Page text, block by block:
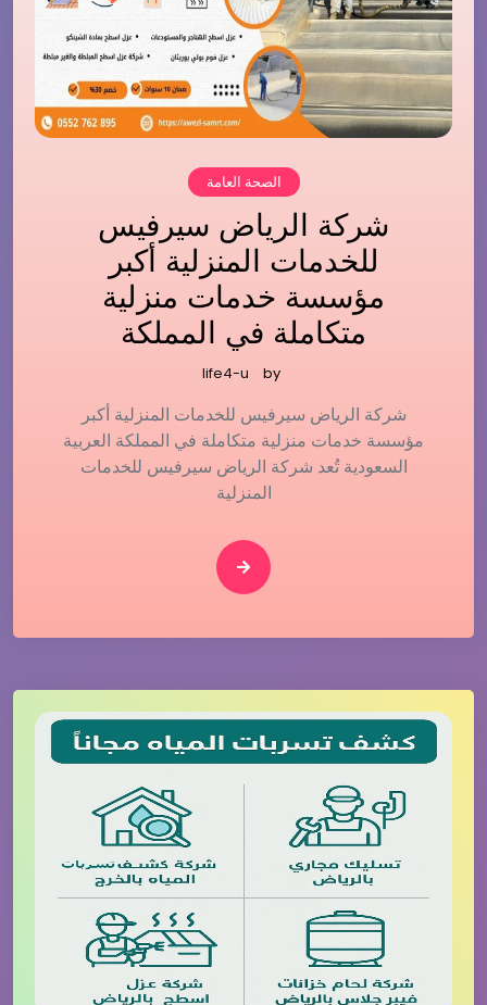
الصحة العامة
شركة الرياض سيرفيس
للخدمات المنزلية أكبر
مؤسسة خدمات منزلية
متكاملة في المملكة
by
life4-u
شركة الرياض سيرفيس للخدمات المنزلية أكبر
مؤسسة خدمات منزلية متكاملة في المملكة العربية
السعودية تُعد شركة الرياض سيرفيس للخدمات
المنزلية